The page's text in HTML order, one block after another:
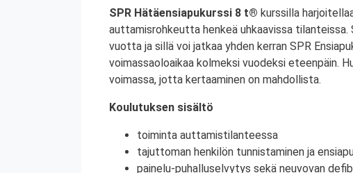
SPR Hätäensiapukurssi 8 t® kurssilla
auttamisrohkeutta henkeä uhkaavissa
vuotta ja sillä voi jatkaa yhden kerran SPR
voimassaoloaikaa kolmeksi vuodeksi eteenpäin.
voimassa, jotta kertaaminen on mahdollista.
Koulutuksen sisältö
toiminta auttamistilanteessa
tajuttoman henkilön tunnistaminen ja
painelu-puhalluselvytys sekä neuvovan